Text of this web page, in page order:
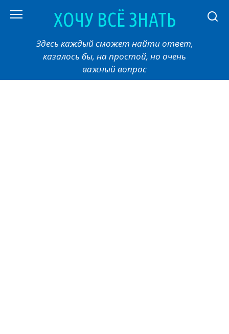
ХОЧУ ВСЁ ЗНАТЬ
Здесь каждый сможет найти ответ,
казалось бы, на простой, но очень
важный вопрос